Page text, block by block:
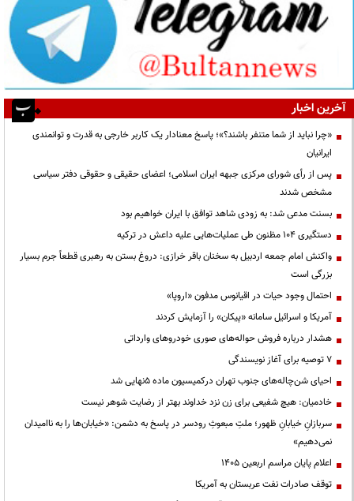
آخرین اخبار
«چرا نباید از شما متنفر باشند؟»؛ پاسخ معنادار یک کاربر خارجی به قدرت و توانمندی
ایرانیان
پس از رأی شورای مرکزی جبهه ایران اسلامی؛ اعضای حقیقی و حقوقی دفتر سیاسی
مشخص شدند
بسنت مدعی شد: به زودی شاهد توافق با ایران خواهیم بود
دستگیری ۱۰۴ مظنون طی عملیات‌هایی علیه داعش در ترکیه
واکنش امام جمعه اردبیل به سخنان باقر خرازی: دروغ بستن به رهبری قطعاً جرم بسیار
بزرگی است
احتمال وجود حیات در اقیانوس مدفون «اروپا»
آمریکا و اسرائیل سامانه «پیکان» را آزمایش کردند
هشدار درباره فروش حواله‌های صوری خودروهای وارداتی
۷ توصیه برای آغاز نویسندگی
احیای شن‌چاله‌های جنوب تهران درکمیسیون ماده ۵نهایی شد
خادمیان: هیچ شفیعی برای زن نزد خداوند بهتر از رضایت شوهر نیست
سربازانِ خیابانِ ظهور؛ ملتِ مبعوثِ رودسر در پاسخ به دشمن: «خیابان‌ها را به ناامیدان
نمی‌دهیم»
اعلام پایان مراسم اربعین ۱۴۰۵
توقف صادرات نفت عربستان به آمریکا